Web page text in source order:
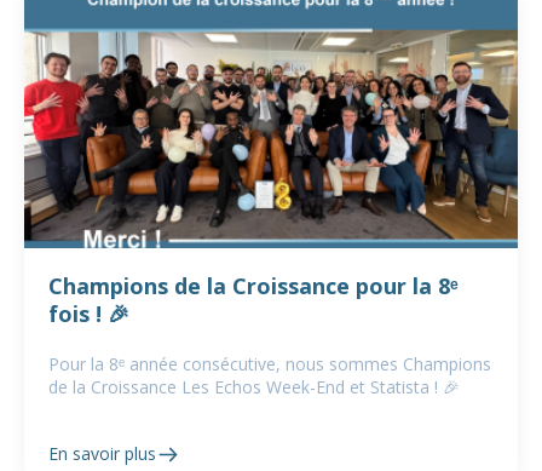
Champions de la Croissance pour la 8ᵉ
fois ! 🎉
Pour la 8ᵉ année consécutive, nous sommes Champions
de la Croissance Les Echos Week-End et Statista ! 🎉
En savoir plus